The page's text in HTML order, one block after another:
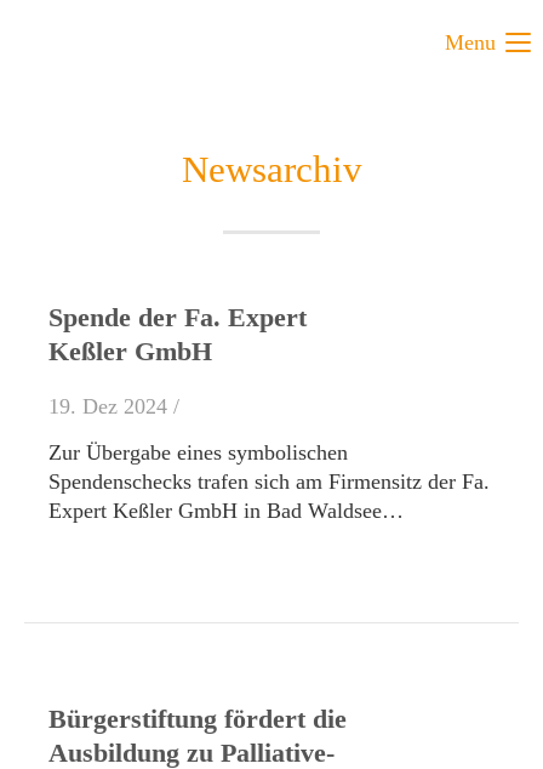
Menu
Newsarchiv
Spende der Fa. Expert
Keßler GmbH
19. Dez 2024 /
Zur Übergabe eines symbolischen
Spendenschecks trafen sich am Firmensitz der Fa.
Expert Keßler GmbH in Bad Waldsee…
Bürgerstiftung fördert die
Ausbildung zu Palliative-